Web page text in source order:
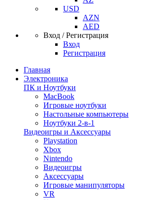
USD
AZN
AED
Вход / Регистрация
Вход
Регистрация
Главная
Электроника
ПК и Ноутбуки
MacBook
Игровые ноутбуки
Настольные компьютеры
Ноутбуки 2-в-1
Видеоигры и Аксессуары
Playstation
Xbox
Nintendo
Видеоигры
Аксессуары
Игровые манипуляторы
VR